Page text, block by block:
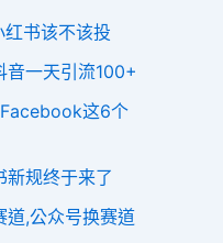
书该不该投
音一天引流100+
这6个
新规终于来了
道,公众号换赛道